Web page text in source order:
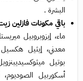
البشرة .
باقي مكونات فازلين
ماء، إيزوبروبيل
معدني، إيثيل هكسيل
بوتيل
أسكوربيل